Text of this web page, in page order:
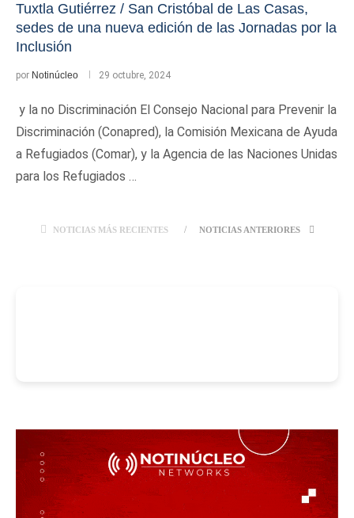
Tuxtla Gutiérrez / San Cristóbal de Las Casas,
sedes de una nueva edición de las Jornadas por la
Inclusión
por Notinúcleo 29 octubre, 2024
y la no Discriminación El Consejo Nacional para Prevenir la
Discriminación (Conapred), la Comisión Mexicana de Ayuda
a Refugiados (Comar), y la Agencia de las Naciones Unidas
para los Refugiados …
NOTICIAS MÁS RECIENTES NOTICIAS ANTERIORES